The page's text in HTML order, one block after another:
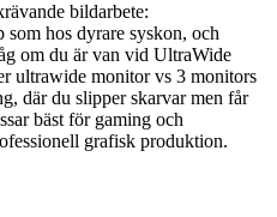
bildarbete:
hos dyrare syskon, och
om du är van vid UltraWide
ultrawide monitor vs 3 monitors
där du slipper skarvar men får
bäst för gaming och
grafisk produktion.